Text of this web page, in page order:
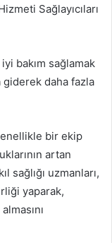
Sağlayıcıları
iyi bakım sağlamak
giderek daha fazla
bir ekip
artan
sağlığı uzmanları,
yaparak,